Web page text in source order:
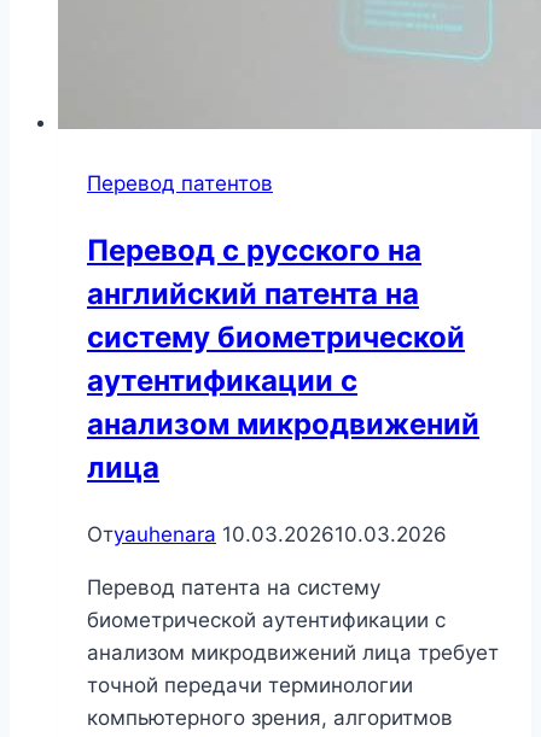
Перевод патентов
Перевод с русского на
английский патента на
систему биометрической
аутентификации с
анализом микродвижений
лица
Отyauhenara 10.03.202610.03.2026
Перевод патента на систему
биометрической аутентификации с
анализом микродвижений лица требует
точной передачи терминологии
компьютерного зрения, алгоритмов